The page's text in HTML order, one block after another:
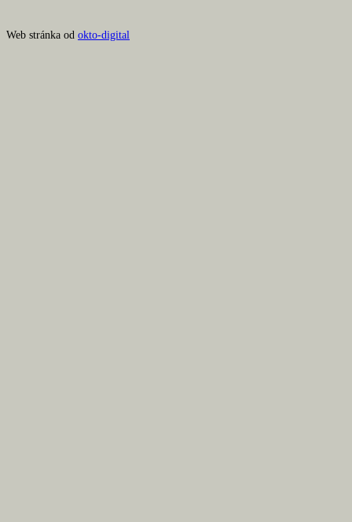
Web stránka od okto-digital